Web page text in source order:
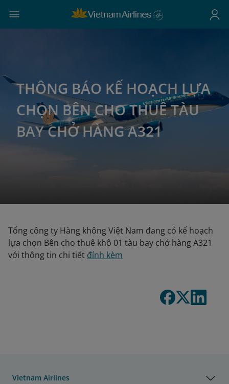
THÔNG BÁO KẾ HOẠCH LỰA
CHỌN BÊN CHO THUÊ TÀU
BAY CHỞ HÀNG A321
Tổng công ty Hàng không Việt Nam đang có kế hoạch
lựa chọn Bên cho thuê khô 01 tàu bay chở hàng A321
với thông tin chi tiết đính kèm
Vietnam Airlines